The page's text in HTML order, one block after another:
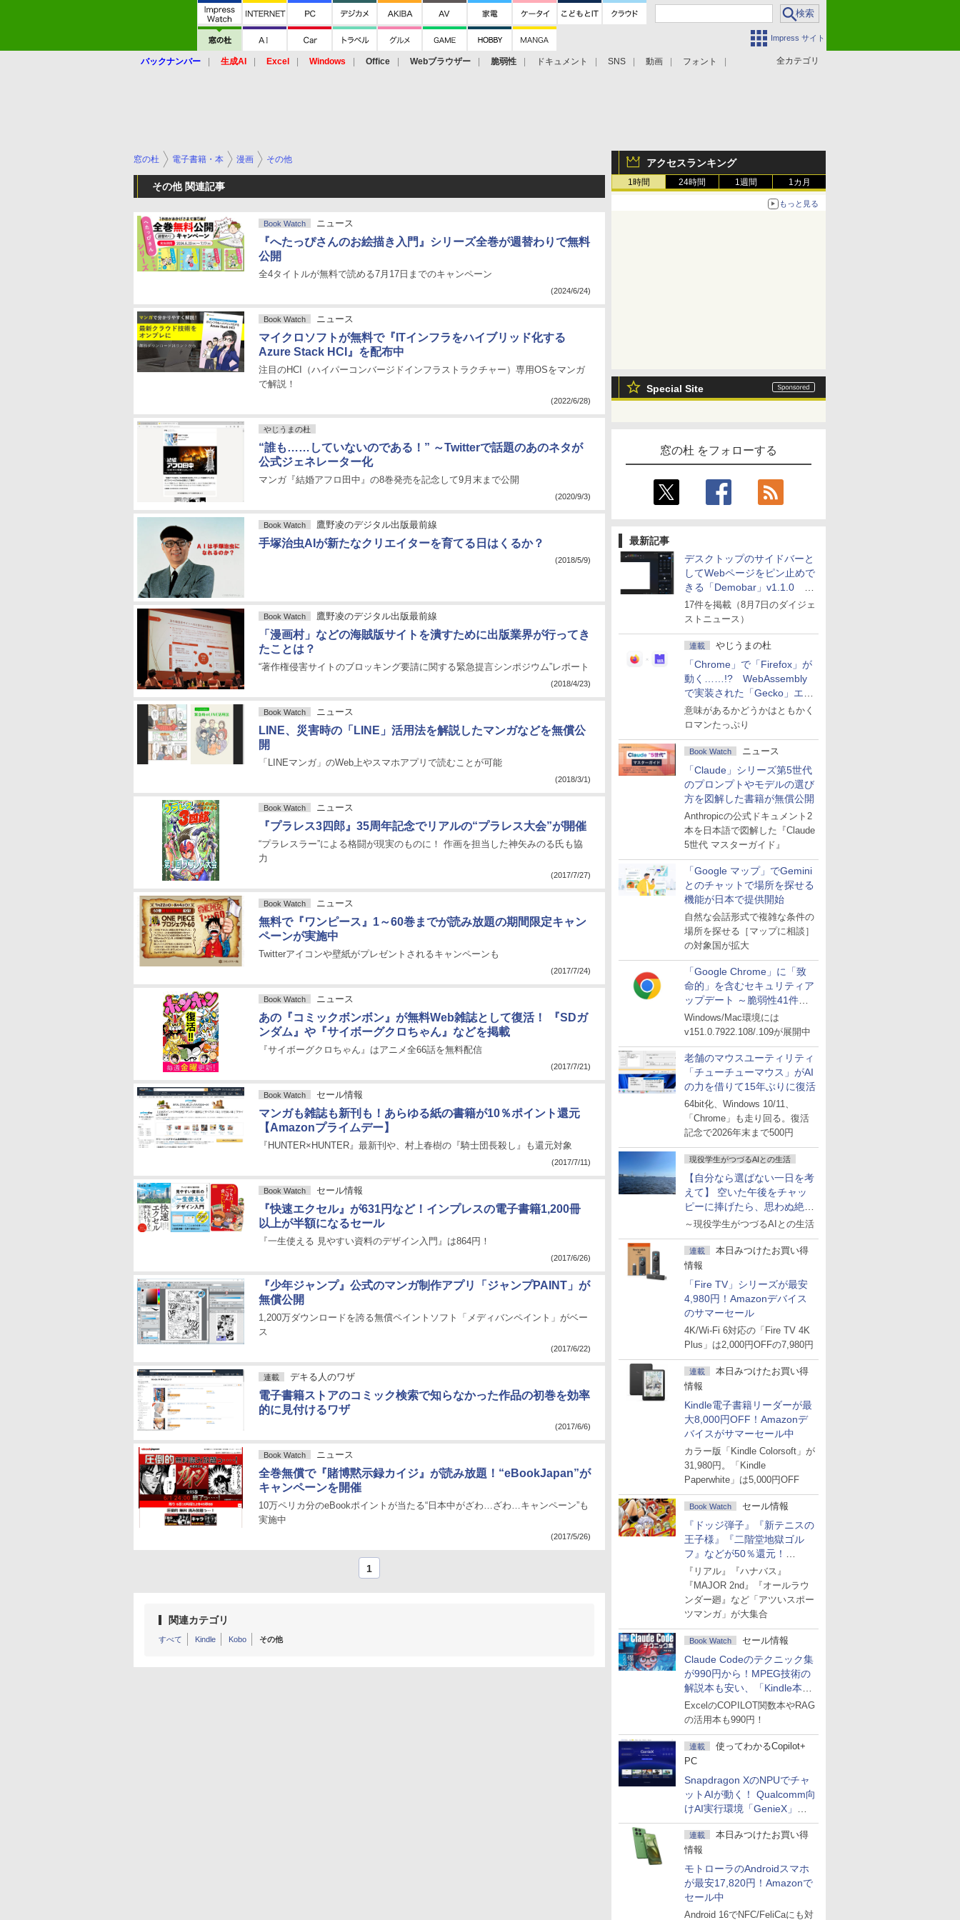
Impress サイト
全カテゴリ
バックナンバー 生成AI Excel Windows Office Webブラウザー 脆弱性 ドキュメント SNS 動画 フォント
アクセスランキング
1時間 24時間 1週間 1カ月
もっと見る
Special Site
窓の杜 をフォローする
最新記事
デスクトップのサイドバーと
してWebページをピン止めで
きる「Demobar」v1.1.0 ほ
か
17件を掲載（8月7日のダイジェ
ストニュース）
連載 やじうまの杜
「Chrome」で「Firefox」が
動く……!? WebAssembly
で実装された「Gecko」エン
ジン
意味があるかどうかはともかく
ロマンたっぷり
Book Watch ニュース
「Claude」シリーズ第5世代
のプロンプトやモデルの選び
方を図解した書籍が無償公開
Anthropicの公式ドキュメント2
本を日本語で図解した『Claude
5世代 マスターガイド』
「Google マップ」でGemini
とのチャットで場所を探せる
機能が日本で提供開始
自然な会話形式で複雑な条件の
場所を探せる［マップに相談］
の対象国が拡大
「Google Chrome」に「致
命的」を含むセキュリティア
ップデート ～脆弱性41件に
対処
Windows/Mac環境には
v151.0.7922.108/.109が展開中
老舗のマウスユーティリティ
「チューチューマウス」がAI
の力を借りて15年ぶりに復活
64bit化、Windows 10/11、
「Chrome」も走り回る。復活
記念で2026年末まで500円
現役学生がつづるAIとの生活
【自分なら選ばない一日を考
えて】 空いた午後をチャッ
ピーに捧げたら、思わぬ絶景
に出会った話
～現役学生がつづるAIとの生活
連載
本日みつけたお買い得
情報
「Fire TV」シリーズが最安
4,980円！Amazonデバイス
のサマーセール
4K/Wi-Fi 6対応の「Fire TV 4K
Plus」は2,000円OFFの7,980円
連載
本日みつけたお買い得
情報
Kindle電子書籍リーダーが最
大8,000円OFF！Amazonデ
バイスがサマーセール中
カラー版「Kindle Colorsoft」が
31,980円。「Kindle
Paperwhite」は5,000円OFF
Book Watch セール情報
『ドッジ弾子』『新テニスの
王子様』『二階堂地獄ゴル
フ』などが50％還元！
Amazonマンガ週末セール
『リアル』『ハナバス』
『MAJOR 2nd』『オールラウ
ンダー廻』など「アツいスポー
ツマンガ」が大集合
Book Watch セール情報
Claude Codeのテクニック集
が990円から！MPEG技術の
解説本も安い、「Kindle本サ
マーセール」第2弾開始！
ExcelのCOPILOT関数本やRAG
の活用本も990円！
連載
使ってわかるCopilot+
PC
Snapdragon XのNPUでチャ
ットAIが動く！ Qualcomm向
けAI実行環境「GenieX」を
試してみた
連載
本日みつけたお買い得
情報
モトローラのAndroidスマホ
が最安17,820円！Amazonで
セール中
Android 16でNFC/FeliCaにも対
窓の杜 電子書籍・本 漫画 その他
その他 関連記事
Book Watch ニュース
『へたっぴさんのお絵描き入門』シリーズ全巻が週替わりで無料
公開
全4タイトルが無料で読める7月17日までのキャンペーン
(2024/6/24)
Book Watch ニュース
マイクロソフトが無料で『ITインフラをハイブリッド化する
Azure Stack HCI』を配布中
注目のHCI（ハイパーコンバージドインフラストラクチャー）専用OSをマンガ
で解説！
(2022/6/28)
やじうまの杜
“誰も……していないのである！” ～Twitterで話題のあのネタが
公式ジェネレーター化
マンガ『結婚アフロ田中』の8巻発売を記念して9月末まで公開
(2020/9/3)
Book Watch 鷹野凌のデジタル出版最前線
手塚治虫AIが新たなクリエイターを育てる日はくるか？
(2018/5/9)
Book Watch 鷹野凌のデジタル出版最前線
「漫画村」などの海賊版サイトを潰すために出版業界が行ってき
たことは？
“著作権侵害サイトのブロッキング要請に関する緊急提言シンポジウム”レポート
(2018/4/23)
Book Watch ニュース
LINE、災害時の「LINE」活用法を解説したマンガなどを無償公
開
「LINEマンガ」のWeb上やスマホアプリで読むことが可能
(2018/3/1)
Book Watch ニュース
『プラレス3四郎』35周年記念でリアルの“プラレス大会”が開催
“プラレスラー”による格闘が現実のものに！ 作画を担当した神矢みのる氏も協
力
(2017/7/27)
Book Watch ニュース
無料で『ワンピース』1～60巻までが読み放題の期間限定キャン
ペーンが実施中
Twitterアイコンや壁紙がプレゼントされるキャンペーンも
(2017/7/24)
Book Watch ニュース
あの『コミックボンボン』が無料Web雑誌として復活！ 『SDガ
ンダム』や『サイボーグクロちゃん』などを掲載
『サイボーグクロちゃん』はアニメ全66話を無料配信
(2017/7/21)
Book Watch セール情報
マンガも雑誌も新刊も！あらゆる紙の書籍が10％ポイント還元
【Amazonプライムデー】
『HUNTER×HUNTER』最新刊や、村上春樹の『騎士団長殺し』も還元対象
(2017/7/11)
Book Watch セール情報
『快速エクセル』が631円など！インプレスの電子書籍1,200冊
以上が半額になるセール
『一生使える 見やすい資料のデザイン入門』は864円！
(2017/6/26)
『少年ジャンプ』公式のマンガ制作アプリ「ジャンプPAINT」が
無償公開
1,200万ダウンロードを誇る無償ペイントソフト「メディバンペイント」がベー
ス
(2017/6/22)
連載 デキる人のワザ
電子書籍ストアのコミック検索で知らなかった作品の初巻を効率
的に見付けるワザ
(2017/6/6)
Book Watch ニュース
全巻無償で『賭博黙示録カイジ』が読み放題！“eBookJapan”が
キャンペーンを開催
10万ペリカ分のeBookポイントが当たる“日本中がざわ…ざわ…キャンペーン”も
実施中
(2017/5/26)
1
関連カテゴリ
すべて Kindle Kobo その他